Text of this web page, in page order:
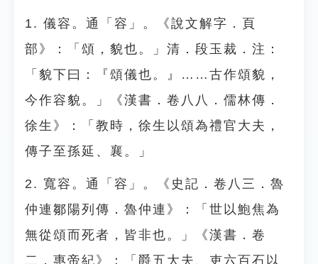
1. 儀容。通「容」。《說文解字．頁
部》：「頌，貌也。」清．段玉裁．注：
「貌下曰：『頌儀也。』……古作頌貌，
今作容貌。」《漢書．卷八八．儒林傳．
徐生》：「教時，徐生以頌為禮官大夫，
傳子至孫延、襄。」
2. 寬容。通「容」。《史記．卷八三．魯
仲連鄒陽列傳．魯仲連》：「世以鮑焦為
無從頌而死者，皆非也。」《漢書．卷
二．惠帝紀》：「爵五大夫、吏六百石以